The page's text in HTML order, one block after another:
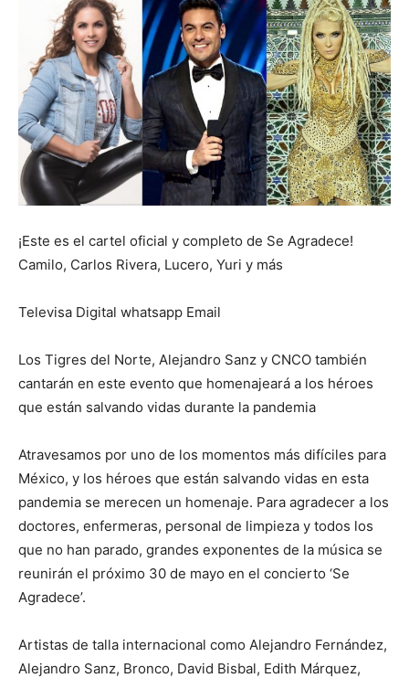
¡Este es el cartel oficial y completo de Se Agradece!
Camilo, Carlos Rivera, Lucero, Yuri y más
Televisa Digital whatsapp Email
Los Tigres del Norte, Alejandro Sanz y CNCO también
cantarán en este evento que homenajeará a los héroes
que están salvando vidas durante la pandemia
Atravesamos por uno de los momentos más difíciles para
México, y los héroes que están salvando vidas en esta
pandemia se merecen un homenaje. Para agradecer a los
doctores, enfermeras, personal de limpieza y todos los
que no han parado, grandes exponentes de la música se
reunirán el próximo 30 de mayo en el concierto ‘Se
Agradece’.
Artistas de talla internacional como Alejandro Fernández,
Alejandro Sanz, Bronco, David Bisbal, Edith Márquez,